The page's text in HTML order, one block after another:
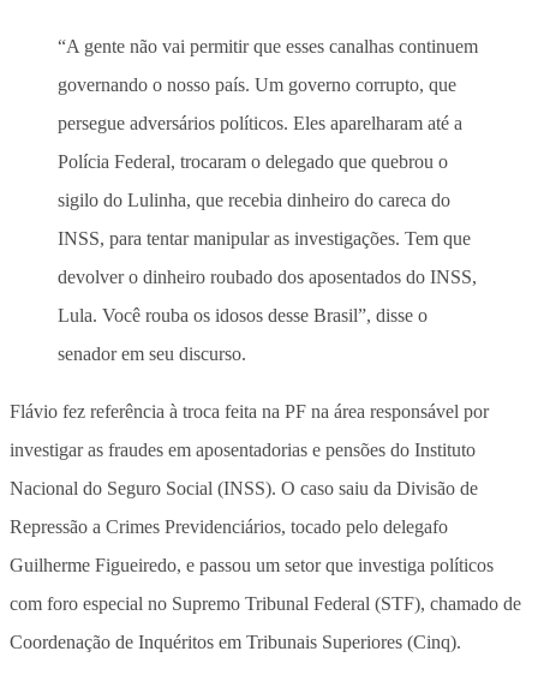
“A gente não vai permitir que esses canalhas continuem
governando o nosso país. Um governo corrupto, que
persegue adversários políticos. Eles aparelharam até a
Polícia Federal, trocaram o delegado que quebrou o
sigilo do Lulinha, que recebia dinheiro do careca do
INSS, para tentar manipular as investigações. Tem que
devolver o dinheiro roubado dos aposentados do INSS,
Lula. Você rouba os idosos desse Brasil”, disse o
senador em seu discurso.
Flávio fez referência à troca feita na PF na área responsável por
investigar as fraudes em aposentadorias e pensões do Instituto
Nacional do Seguro Social (INSS). O caso saiu da Divisão de
Repressão a Crimes Previdenciários, tocado pelo delegafo
Guilherme Figueiredo, e passou um setor que investiga políticos
com foro especial no Supremo Tribunal Federal (STF), chamado de
Coordenação de Inquéritos em Tribunais Superiores (Cinq).